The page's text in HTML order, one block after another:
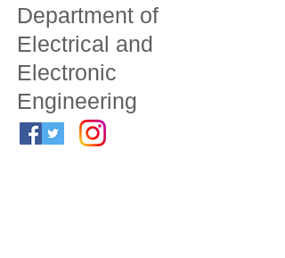
Department of
Electrical and
Electronic
Engineering